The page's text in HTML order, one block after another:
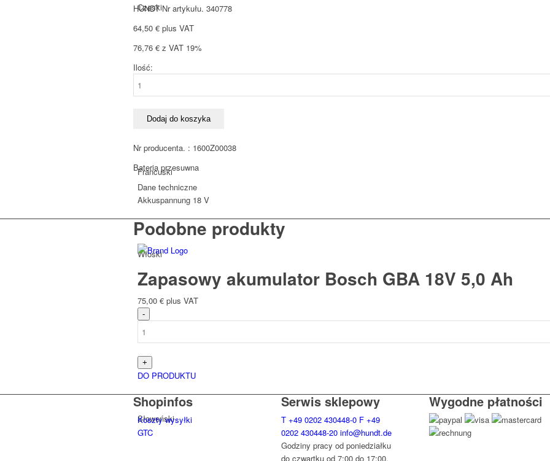
Czeski
Holenderski
Francuski
Włoski
Słowacki
Słoweński
HUNDT Nr artykułu. 340778
64,50 € plus VAT
76,76 € z VAT 19%
Ilość:
Bosch
18V
Ah
Dodaj do koszyka
Nr producenta. : 1600Z00038
Bateria przesuwna
Dane techniczne
Akkuspannung 18 V
Podobne produkty
Zapasowy akumulator Bosch GBA 18V 5,0 Ah
75,00 € plus VAT
DO PRODUKTU
Shopinfos
Koszty wysyłki
GTC
Serwis sklepowy
T+49 0202 430448-0 F+49
0202 430448-20 info@hundt.de
Godziny pracy od poniedziałku
do czwartku od 7:00 do 17:00,
Wygodne płatności